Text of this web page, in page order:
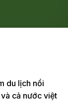
du lịch nổi
cả nước việt